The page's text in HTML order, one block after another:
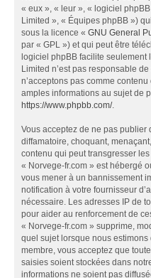
« eux », « leur », « logiciel
Limited », « Équipes phpBB »)
sous la licence « GNU General
par « GPL ») et qui peut être
logiciel phpBB facilite
Limited n’est pas responsable
n’acceptons pas comme
amples informations au sujet de
https://www.phpbb.com/.
Vous acceptez de ne pas
diffamatoire, choquant,
contenu qui peut transgresser
« Norvege-fr.com » est hébergé
vous mener à un bannissement
notification à votre fournisseur
nécessaire. Les adresses IP de
pour aider au renforcement de
« Norvege-fr.com » supprime,
quel sujet lorsque nous
membre, vous acceptez que
saisies soient stockées dans
informations ne soient pas